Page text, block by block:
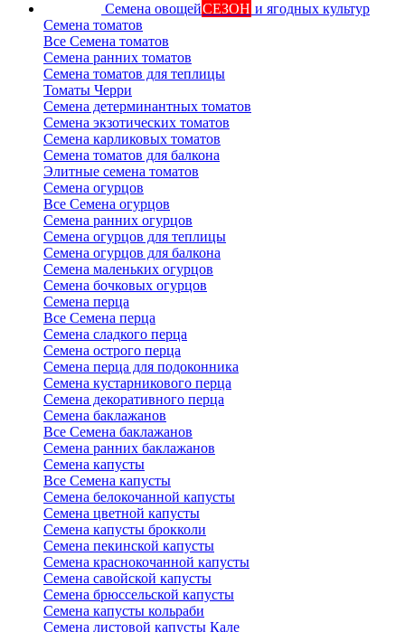
Семена овощейСЕЗОН и ягодных культур
Семена томатов
Все Семена томатов
Семена ранних томатов
Семена томатов для теплицы
Томаты Черри
Семена детерминантных томатов
Семена экзотических томатов
Семена карликовых томатов
Семена томатов для балкона
Элитные семена томатов
Семена огурцов
Все Семена огурцов
Семена ранних огурцов
Семена огурцов для теплицы
Семена огурцов для балкона
Семена маленьких огурцов
Семена бочковых огурцов
Семена перца
Все Семена перца
Семена сладкого перца
Семена острого перца
Семена перца для подоконника
Семена кустарникового перца
Семена декоративного перца
Семена баклажанов
Все Семена баклажанов
Семена ранних баклажанов
Семена капусты
Все Семена капусты
Семена белокочанной капусты
Семена цветной капусты
Семена капусты брокколи
Семена пекинской капусты
Семена краснокочанной капусты
Семена савойской капусты
Семена брюссельской капусты
Семена капусты кольраби
Семена листовой капусты Кале